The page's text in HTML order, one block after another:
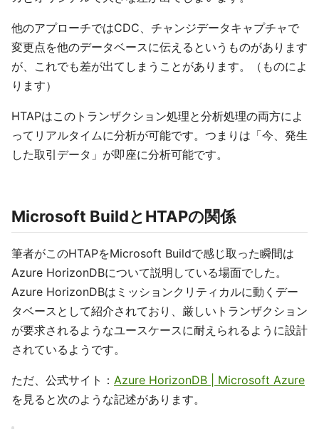
他のアプローチではCDC、チャンジデータキャプチャで
変更点を他のデータベースに伝えるというものがあります
が、これでも差が出てしまうことがあります。（ものによ
ります）
HTAPはこのトランザクション処理と分析処理の両方によ
ってリアルタイムに分析が可能です。つまりは「今、発生
した取引データ」が即座に分析可能です。
Microsoft BuildとHTAPの関係
筆者がこのHTAPをMicrosoft Buildで感じ取った瞬間は
Azure HorizonDBについて説明している場面でした。
Azure HorizonDBはミッションクリティカルに動くデー
タベースとして紹介されており、厳しいトランザクション
が要求されるようなユースケースに耐えられるように設計
されているようです。
ただ、公式サイト： Azure HorizonDB | Microsoft Azure
を見ると次のような記述があります。